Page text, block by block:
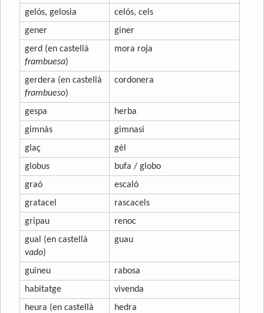
gelós, gelosia
celós, cels
gener
giner
gerd (en castellà
frambuesa)
mora roja
gerdera (en castellà
frambueso)
cordonera
gespa
herba
gimnàs
gimnasi
glaç
gèl
globus
bufa / globo
graó
escaló
gratacel
rascacels
gripau
renoc
gual (en castellà
vado)
guau
guineu
rabosa
habitatge
vivenda
heura (en castellà
hedra